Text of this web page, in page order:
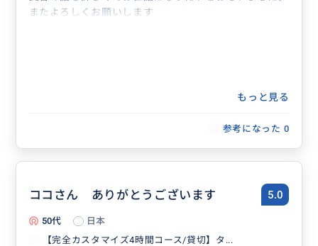
またよろしくお願いします
もっと見る
参考になった 0
ココさん ありがとうございます 5.0
50代
日本
【完全カスタマイズ4時間コース/貸切】タ...